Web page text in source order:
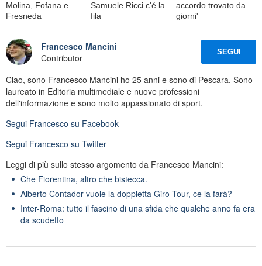
Molina, Fofana e
Fresneda
Samuele Ricci c'é la
fila
accordo trovato da
giorni'
Francesco Mancini
Contributor
SEGUI
Ciao, sono Francesco Mancini ho 25 anni e sono di Pescara. Sono
laureato in Editoria multimediale e nuove professioni
dell'informazione e sono molto appassionato di sport.
Segui Francesco su Facebook
Segui Francesco su Twitter
Leggi di più sullo stesso argomento da Francesco Mancini:
Che Fiorentina, altro che bistecca.
Alberto Contador vuole la doppietta Giro-Tour, ce la farà?
Inter-Roma: tutto il fascino di una sfida che qualche anno fa era
da scudetto